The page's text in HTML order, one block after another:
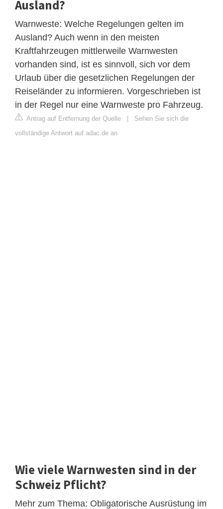
Ausland?
Warnweste: Welche Regelungen gelten im
Ausland? Auch wenn in den meisten
Kraftfahrzeugen mittlerweile Warnwesten
vorhanden sind, ist es sinnvoll, sich vor dem
Urlaub über die gesetzlichen Regelungen der
Reiseländer zu informieren. Vorgeschrieben ist
in der Regel nur eine Warnweste pro Fahrzeug.
Antrag auf Entfernung der Quelle | Sehen Sie sich die
vollständige Antwort auf adac.de an
Wie viele Warnwesten sind in der
Schweiz Pflicht?
Mehr zum Thema: Obligatorische Ausrüstung im